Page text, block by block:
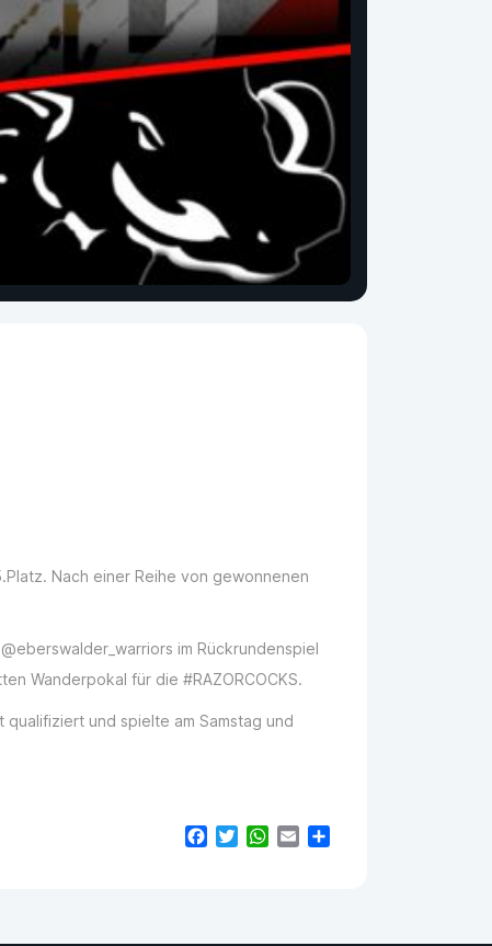
Nach einer Reihe von gewonnenen
im Rückrundenspiel
Wanderpokal für die #RAZORCOCKS.
und spielte am Samstag und
Facebook
TwitterWhatsApp
Email